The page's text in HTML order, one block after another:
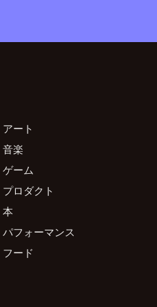
アート
音楽
ゲーム
プロダクト
本
パフォーマンス
フード